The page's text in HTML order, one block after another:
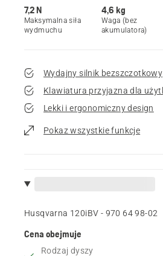
7,2 N
Maksymalna siła
wydmuchu
4,6 kg
Waga (bez
akumulatora)
Wydajny silnik bezszczotkowy
Klawiatura przyjazna dla
Lekki i ergonomiczny design
Pokaz wszystkie funkcje
Husqvarna 120iBV - 970 64 98‑02
Cena obejmuje
Rodzaj dyszy